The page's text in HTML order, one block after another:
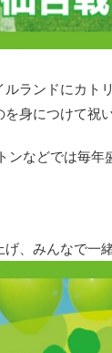
ランドにカ
身につけて祝い
などでは毎
、みんなで一